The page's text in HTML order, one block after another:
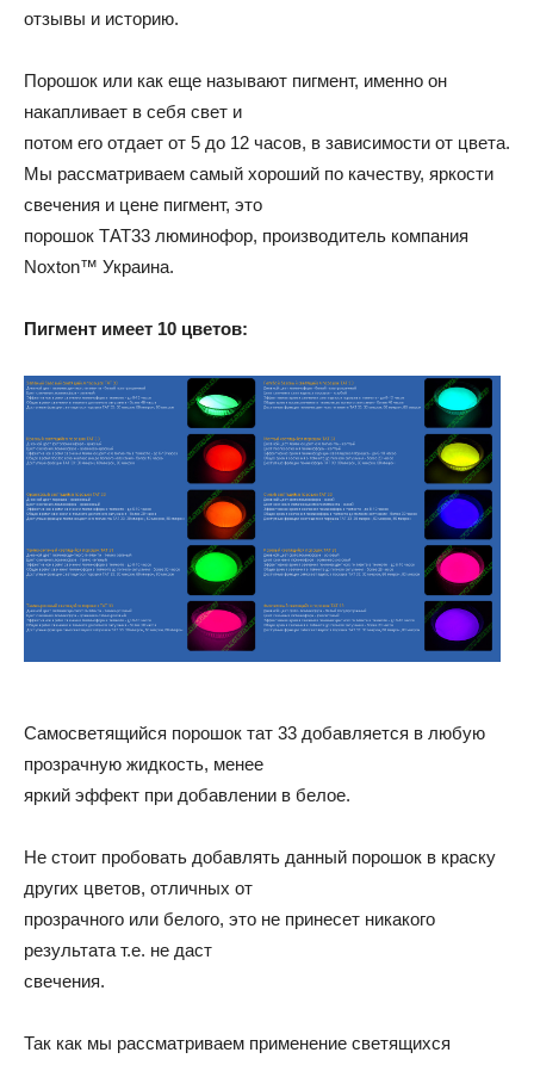
отзывы и историю.
Порошок или как еще называют пигмент, именно он
накапливает в себя свет и
потом его отдает от 5 до 12 часов, в зависимости от цвета.
Мы рассматриваем самый хороший по качеству, яркости
свечения и цене пигмент, это
порошок ТАТ33 люминофор, производитель компания
Noxton™ Украина.
Пигмент имеет 10 цветов:
Самосветящийся порошок тат 33 добавляется в любую
прозрачную жидкость, менее
яркий эффект при добавлении в белое.
Не стоит пробовать добавлять данный порошок в краску
других цветов, отличных от
прозрачного или белого, это не принесет никакого
результата т.е. не даст
свечения.
Так как мы рассматриваем применение светящихся